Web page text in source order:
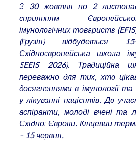
З 30 жовтня по 2
сприянням
імунологічних товариств
(Грузія) відбудеться
Східноєвропейська школа
SEEIS 2026). Традиційна
переважно для тих, хто
досягненнями в імунології
у лікуванні пацієнтів. До
аспіранти, молоді вчені та
Східної Європи. Кінцевий
– 15 червня.